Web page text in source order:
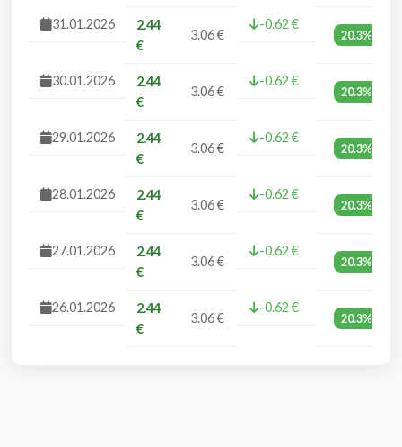
31.01.2026
2.44
€
3.06 €
-0.62 €
20.3%
30.01.2026
2.44
€
3.06 €
-0.62 €
20.3%
29.01.2026
2.44
€
3.06 €
-0.62 €
20.3%
28.01.2026
2.44
€
3.06 €
-0.62 €
20.3%
27.01.2026
2.44
€
3.06 €
-0.62 €
20.3%
26.01.2026
2.44
€
3.06 €
-0.62 €
20.3%